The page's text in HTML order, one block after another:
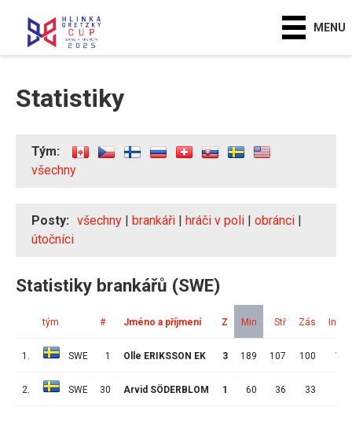
MENU
Statistiky
Tým:
všechny
Posty: všechny | brankáři | hráči v poli | obránci |
útočníci
Statistiky brankářů (SWE)
tým # Jméno a příjmení Z Min Stř Zás Ink
1. SWE 1 Olle ERIKSSON EK 3 189 107 100 7
2. SWE 30 Arvid SÖDERBLOM 1 60 36 33